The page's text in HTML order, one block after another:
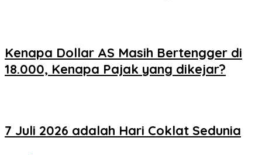
Kenapa Dollar AS Masih Bertengger di
18.000, Kenapa Pajak yang dikejar?
7 Juli 2026 adalah Hari Coklat Sedunia